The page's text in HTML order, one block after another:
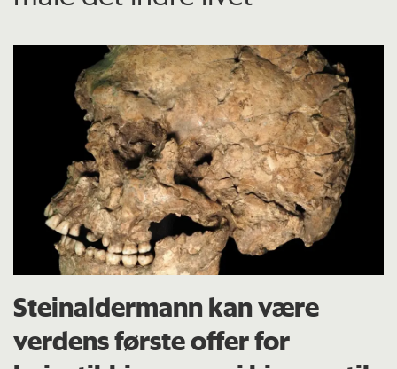
Steinaldermann kan være
verdens første offer for